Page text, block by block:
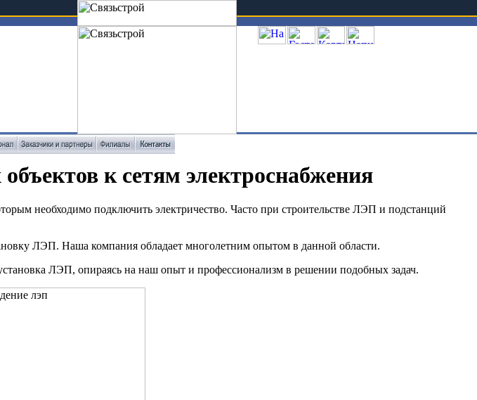
к сетям электроснабжения
необходимо подключить электричество. Часто при строительстве ЛЭП и подстанций
ЛЭП. Наша компания обладает многолетним опытом в данной области.
ЛЭП, опираясь на наш опыт и профессионализм в решении подобных задач.